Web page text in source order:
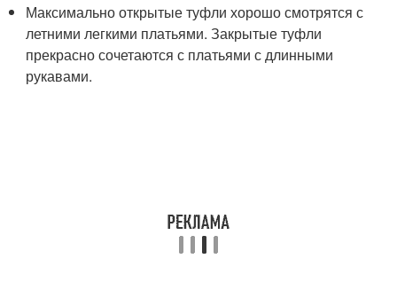
Максимально открытые туфли хорошо смотрятся с
летними легкими платьями. Закрытые туфли
прекрасно сочетаются с платьями с длинными
рукавами.